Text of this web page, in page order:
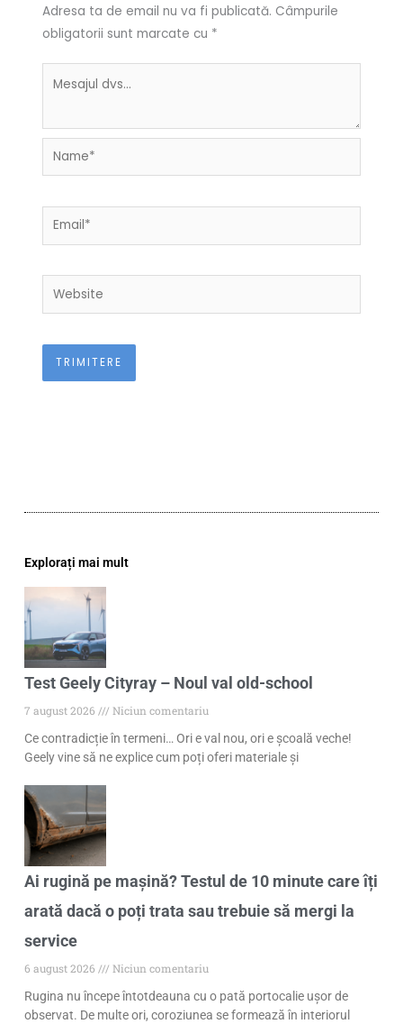
Adresa ta de email nu va fi publicată. Câmpurile
obligatorii sunt marcate cu *
Name*
Email*
Website
Explorați mai mult
Test Geely Cityray – Noul val old-school
7 august 2026
Niciun comentariu
Ce contradicție în termeni… Ori e val nou, ori e școală veche!
Geely vine să ne explice cum poți oferi materiale și
Ai rugină pe mașină? Testul de 10 minute care îți
arată dacă o poți trata sau trebuie să mergi la
service
6 august 2026
Niciun comentariu
Rugina nu începe întotdeauna cu o pată portocalie ușor de
observat. De multe ori, coroziunea se formează în interiorul